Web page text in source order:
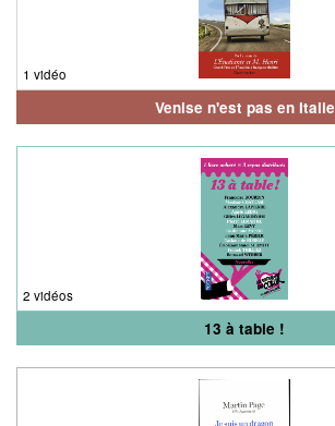
1 vidéo
Venise n'est pas en Italie
2 vidéos
13 à table !